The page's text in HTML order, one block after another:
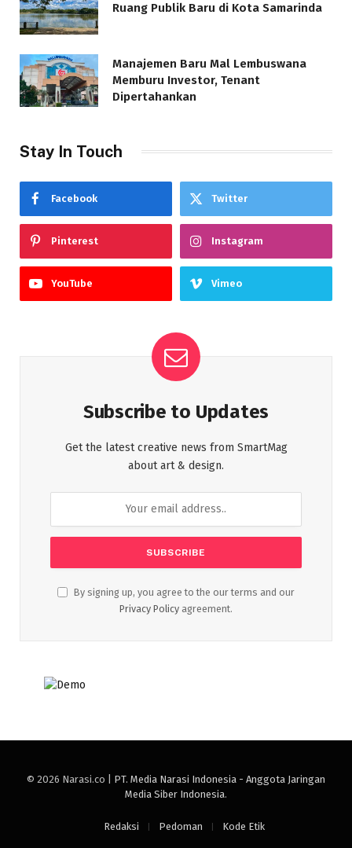
Ruang Publik Baru di Kota Samarinda
Manajemen Baru Mal Lembuswana
Memburu Investor, Tenant
Dipertahankan
Stay In Touch
Facebook Twitter
Pinterest Instagram
YouTube Vimeo
Subscribe to Updates
Get the latest creative news from SmartMag
about art & design.
By signing up, you agree to the our terms and our
Privacy Policy agreement.
© 2026 Narasi.co | PT. Media Narasi Indonesia - Anggota Jaringan
Media Siber Indonesia.
Redaksi Pedoman Kode Etik